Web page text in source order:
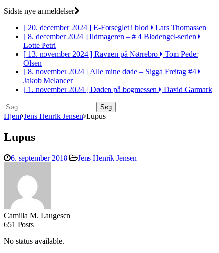
Sidste nye anmeldelser
[ 20. december 2024 ] E-Forseglet i blod
Lars Thomassen
[ 8. december 2024 ] Ildmageren – # 4 Blodengel-serien
Lotte Petri
[ 13. november 2024 ] Ravnen på Nørrebro
Tom Peder
Olsen
[ 8. november 2024 ]Alle mine døde – Sigga Freitag #4
Jakob Melander
[ 1. november 2024 ] Døden på bogmessen
David Garmark
Søg
efter:
Hjem Jens Henrik Jensen Lupus
Lupus
6. september 2018 Jens Henrik Jensen
Camilla M. Laugesen
651 Posts
No status available.